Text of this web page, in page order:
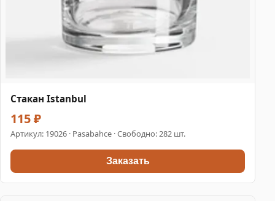
Стакан Istanbul
115 ₽
Артикул: 19026 · Pasabahce · Свободно: 282 шт.
Заказать